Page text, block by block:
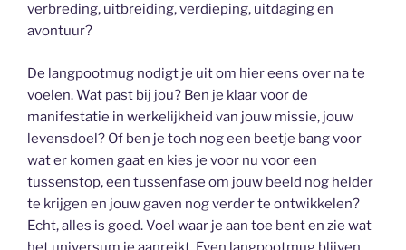
verbreding, uitbreiding, verdieping, uitdaging en
avontuur?
De langpootmug nodigt je uit om hier eens over na te
voelen. Wat past bij jou? Ben je klaar voor de
manifestatie in werkelijkheid van jouw missie, jouw
levensdoel? Of ben je toch nog een beetje bang voor
wat er komen gaat en kies je voor nu voor een
tussenstop, een tussenfase om jouw beeld nog helder
te krijgen en jouw gaven nog verder te ontwikkelen?
Echt, alles is goed. Voel waar je aan toe bent en zie wat